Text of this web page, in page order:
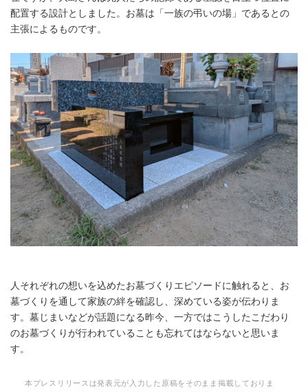
配置する設計としました。お墓は「一族の弔いの場」であるとの
主張によるものです。
人それぞれの想いを込めたお墓づくりエピソードに触れると、お
墓づくりを通して家族の絆を確認し、深めている姿が伝わりま
す。墓じまいなどが話題になる昨今、一方ではこうしたこだわり
のお墓づくりが行われていることも忘れてはならないと思いま
す。
本プレスリリースは発表元が入力した原稿をそのまま掲載しておりま